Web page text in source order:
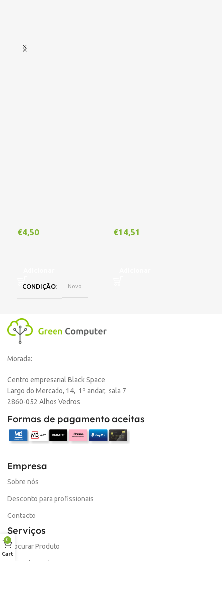
€4,50
CONDIÇÃO Novo
€14,51
Morada:
Centro empresarial Black Space
Largo do Mercado, 14, 1º andar, sala 7
2860-052 Alhos Vedros
Formas de pagamento aceitas
Empresa
Sobre nós
Desconto para profissionais
Contacto
Serviços
Procurar Produto
Troca de Pontos
0
Cart